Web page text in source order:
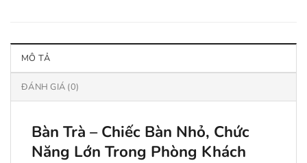
MÔ TẢ
ĐÁNH GIÁ (0)
Bàn Trà – Chiếc Bàn Nhỏ, Chức
Năng Lớn Trong Phòng Khách